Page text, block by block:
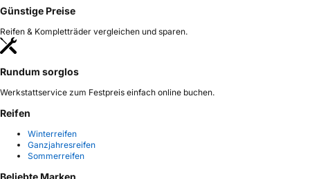
Günstige Preise
Reifen & Kompletträder vergleichen und sparen.
Rundum sorglos
Werkstattservice zum Festpreis einfach online buchen.
Reifen
Winterreifen
Ganzjahresreifen
Sommerreifen